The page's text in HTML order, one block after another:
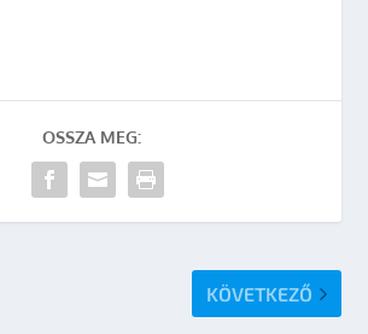
OSSZA MEG:
KÖVETKEZŐ